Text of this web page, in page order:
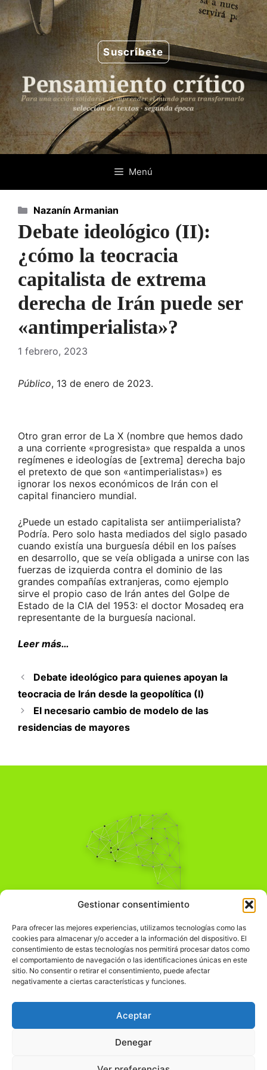
Gestionar consentimiento
Para ofrecer las mejores experiencias, utilizamos tecnologías como las
cookies para almacenar y/o acceder a la información del dispositivo. El
consentimiento de estas tecnologías nos permitirá procesar datos como
el comportamiento de navegación o las identificaciones únicas en este
sitio. No consentir o retirar el consentimiento, puede afectar
negativamente a ciertas características y funciones.
Aceptar
Denegar
Saltar
al
contenido
Suscríbete
Menú
Debate ideológico (II):
¿cómo la teocracia
capitalista de extrema
derecha de Irán puede ser
«antimperialista»?
1 febrero, 2023
Público, 13 de enero de 2023.
Otro gran error de La X (nombre que hemos dado
a una corriente «progresista» que respalda a unos
regímenes e ideologías de [extrema] derecha bajo
el pretexto de que son «antimperialistas») es
ignorar los nexos económicos de lrán con el
capital financiero mundial.
¿Puede un estado capitalista ser antiimperialista?
Podría. Pero solo hasta mediados del siglo pasado
cuando existía una burguesía débil en los países
en desarrollo, que se veía obligada a unirse con las
fuerzas de izquierda contra el dominio de las
grandes compañías extranjeras, como ejemplo
sirve el propio caso de Irán antes del Golpe de
Estado de la CIA del 1953: el doctor Mosadeq era
representante de la burguesía nacional.
Leer más…
Categorías
Nazanín Armanian
Debate ideológico para quienes apoyan la
teocracia de Irán desde la geopolítica (I)
El necesario cambio de modelo de las
residencias de mayores
Pensamiento Crítico
Comprender el mundo para transformarlo.
Información Legal
჻Política de privacidad
Política de cookies